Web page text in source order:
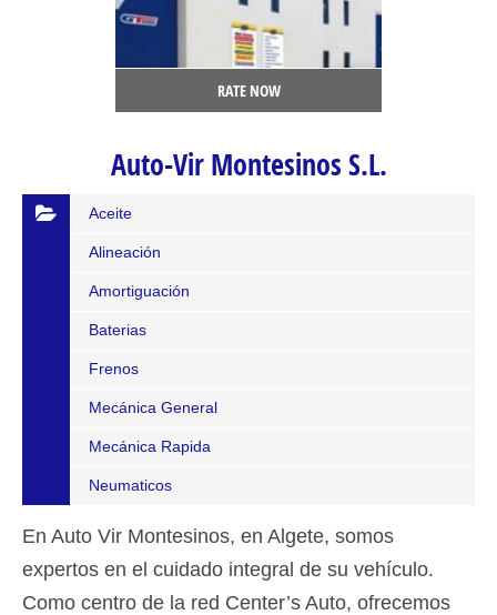
RATE NOW
Auto-Vir Montesinos S.L.
Aceite
Alineación
Amortiguación
Baterias
Frenos
Mecánica General
Mecánica Rapida
Neumaticos
En Auto Vir Montesinos, en Algete, somos
expertos en el cuidado integral de su vehículo.
Como centro de la red Center’s Auto, ofrecemos